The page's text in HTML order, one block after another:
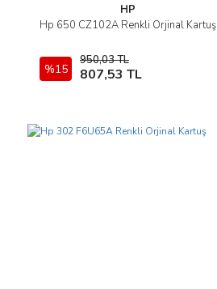
HP
Hp 650 CZ102A Renkli Orjinal Kartuş
%15
950,03 TL
807,53 TL
İncele
Sepete Ekle